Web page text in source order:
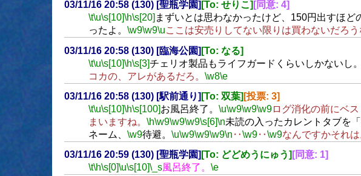
03/11/16 20:58 (130) [聖瓶学園] [To: せりこ] [同意: 4]
\t\u\s[10] \h\s[20] まずいとは思わなかったけど、150円出すほど
ったよ。 \w9\w9\uここは安売りしてない限りは買わないだろう
03/11/16 20:58 (130) [臨海公園] [To: なる]
\t\u\s[10]\h\s[3]チェリオ製品もライフガードくらいしかないし。
コカの、アレがあるだろ。 \w8\e
03/11/16 20:58 (130) [駅前通り] [To: 双葉] [投票: 3]
\t\u\s[10]\h\s[100]お風呂終了。 \u\w9\w9\w9ログ消化の前にベ
まいますね。 \h\w9\w9\w9\s[6]\n未読の入ったカレントタブを
ネーム、 \w9待避。 \u\w9\w9\w9\n ‥\w9‥\w9なんですかそれは
03/11/16 20:59 (130) [聖瓶学園] [To: どどめうにゅう] [同意: 1]
\t\h\s[0]\u\s[10]\_s風呂終了。 \e